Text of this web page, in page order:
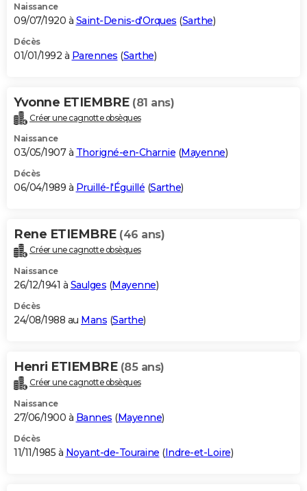
Naissance
09/07/1920 à Saint-Denis-d'Orques (Sarthe)
Décès
01/01/1992 à Parennes (Sarthe)
Yvonne ETIEMBRE (81 ans)
Créer une cagnotte obsèques
Naissance
03/05/1907 à Thorigné-en-Charnie (Mayenne)
Décès
06/04/1989 à Pruillé-l'Éguillé (Sarthe)
Rene ETIEMBRE (46 ans)
Créer une cagnotte obsèques
Naissance
26/12/1941 à Saulges (Mayenne)
Décès
24/08/1988 au Mans (Sarthe)
Henri ETIEMBRE (85 ans)
Créer une cagnotte obsèques
Naissance
27/06/1900 à Bannes (Mayenne)
Décès
11/11/1985 à Noyant-de-Touraine (Indre-et-Loire)